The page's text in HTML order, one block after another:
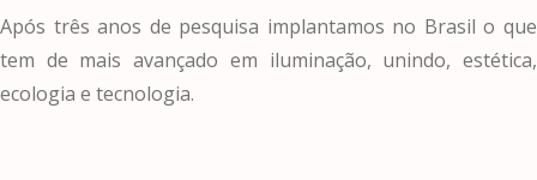
Após três anos de pesquisa implantamos no Brasil o que
tem de mais avançado em iluminação, unindo, estética,
ecologia e tecnologia.